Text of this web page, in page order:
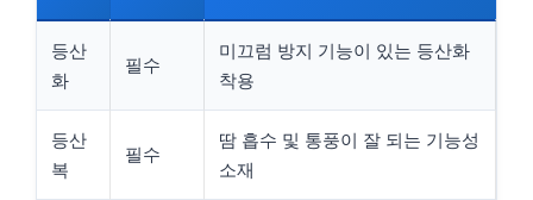
등산
화
필수
미끄럼 방지 기능이 있는 등산화
착용
등산
복
필수
땀 흡수 및 통풍이 잘 되는 기능성
소재